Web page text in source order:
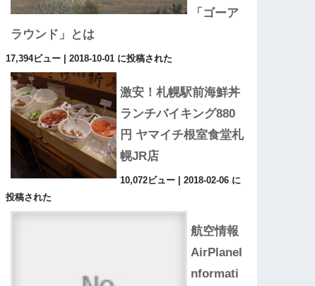
「ゴーア
ラウンド」とは
17,394ビュー |2018-10-01 に投稿された
激安！札幌駅前海鮮丼
ランチバイキング880
円 ヤマイチ根室食堂札
幌JR店
10,072ビュー |2018-02-06 に
投稿された
航空情報
AirPlaneI
nformati